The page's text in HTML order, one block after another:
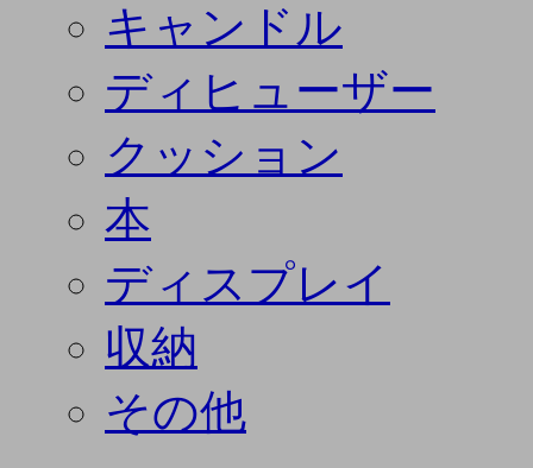
キャンドル
ディヒューザー
クッション
本
ディスプレイ
収納
その他